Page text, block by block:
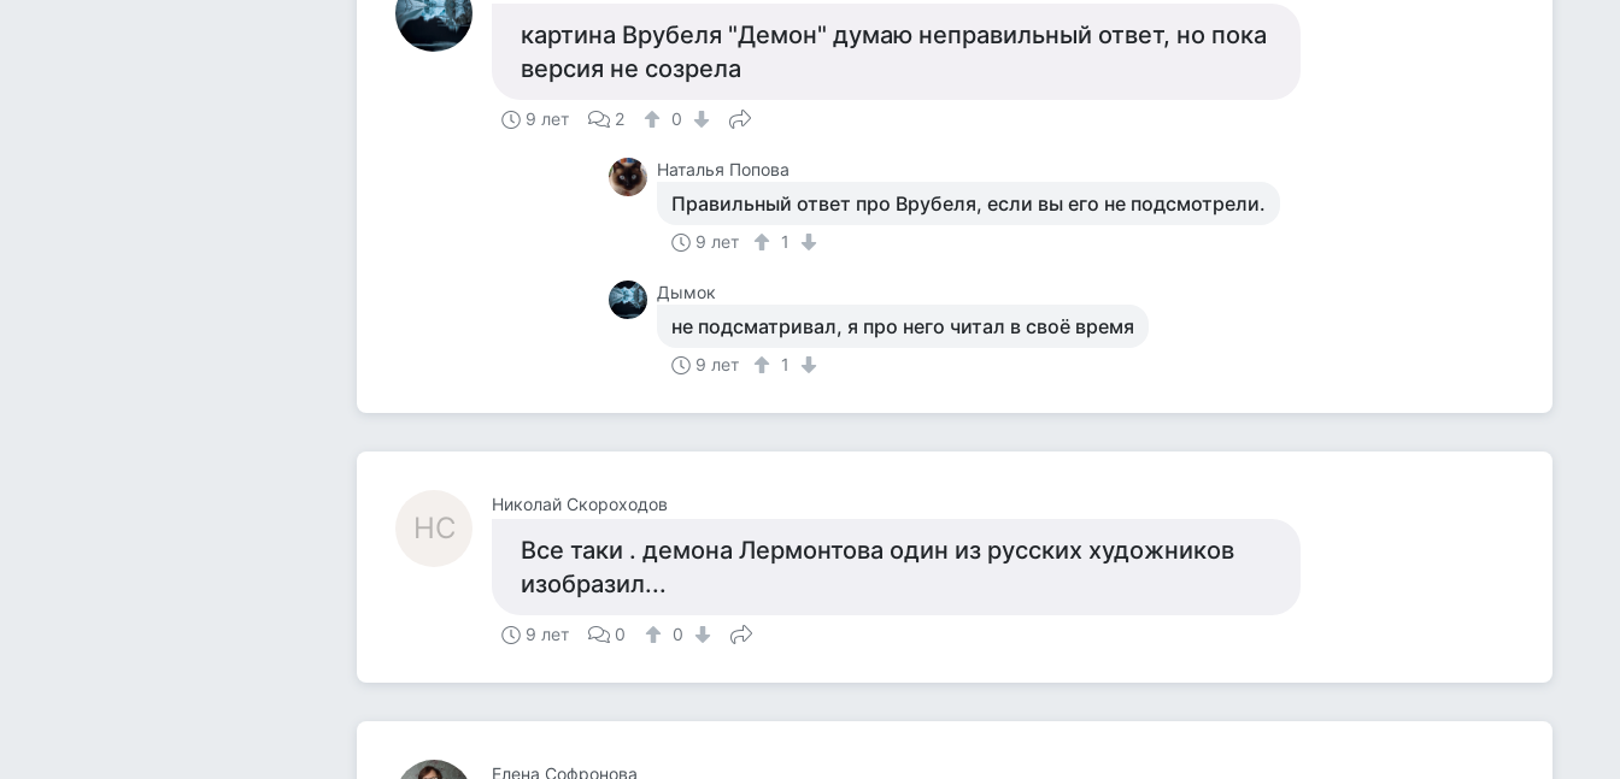
картина Врубеля "Демон" думаю неправильный ответ, но пока
версия не созрела
9 лет 2 0
Наталья Попова
Правильный ответ про Врубеля, если вы его не подсмотрели.
9 лет 1
Дымок
не подсматривал, я про него читал в своё время
9 лет 1
НС
Николай Скороходов
Все таки . демона Лермонтова один из русских художников
изобразил...
9 лет 0 0
Елена Софронова